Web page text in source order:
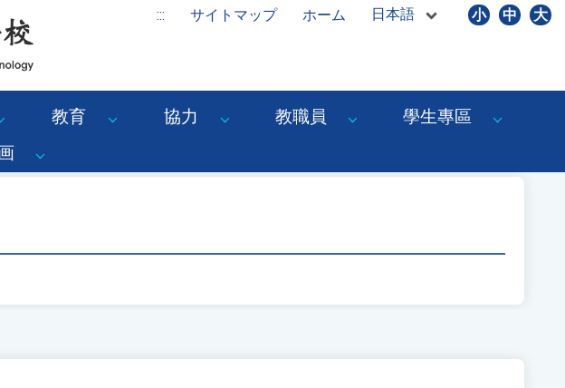
::: サイトマップ ホーム 日本語 小 中 大
教育 協力 教職員
學生專區